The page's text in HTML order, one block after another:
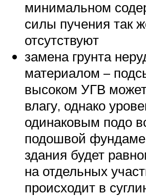
минимальном
силы пучения так
отсутствуют
замена грунта
материалом –
высоком УГВ
влагу, однако
одинаковым подо
подошвой
здания будет
на отдельных
происходит в